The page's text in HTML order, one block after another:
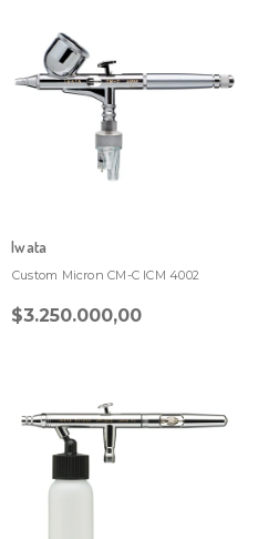
Iwata
Custom Micron CM-C ICM 4002
$3.250.000,00